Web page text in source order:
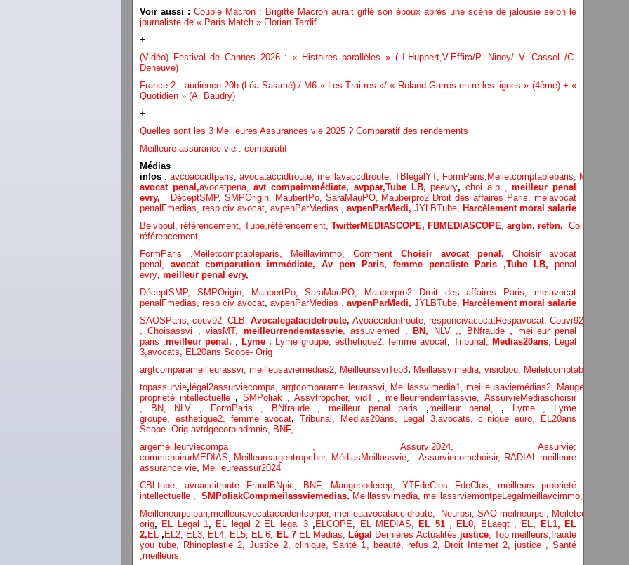
Voir aussi : Couple Macron : Brigitte Macron aurait giflé son époux après une scène de jalousie selon le
journaliste de « Paris Match » Florian Tardif
+
(Vidéo) Festival de Cannes 2026 : « Histoires parallèles » ( I.Huppert,V.Effira/P. Niney/ V. Cassel /C.
Deneuve)
France 2 : audience 20h (Léa Salamé) / M6 « Les Traitres »/ « Roland Garros entre les lignes » (4ème) + «
Quotidien » (A. Baudry)
+
Quelles sont les 3 Meilleures Assurances vie 2025 ? Comparatif des rendements
Meilleure assurance-vie : comparatif
Médias
infos : avcoaccidtparis avocataccidtroute, meillavaccdtroute, TBlegalYT, FormParis, Meiletcomptableparis
avocat penal,avocatpena,avt compaimmédiate, avppar,Tube LB,peevry,choi a.p ,meilleur penal
evry,
DéceptSMP, SMPOrigin, MaubertPo, SaraMauPO, Mauberpro2 Droit des affaires Paris,meiavocat
penalFmedias, resp civ avocat avpenParMedias , avpenParMedi, JYLBTube,
Harcèlement moral salarie
Belvboul, référencement, Tube,référencement, TwitterMEDIASCOPE, FBMEDIASCOPE argbn, refbn, ColiCIvi,
référencement,
FormParis ,
Meiletcomptableparis Meillavimmo, Comment Choisir avocat penal, Choisir avocat
penal, avocat comparution immédiate, Av pen Paris, femme penaliste Paris ,Tube LB, penal
evry, meilleur penal evry,
DéceptSMP, SMPOrigin, MaubertPo,SaraMauPO, Mauberpro2 Droit des affaires Paris,meiavocat
penalFmedias, resp civ avocat avpenParMedias , avpenParMedi, JYLBTube,
Harcèlement moral salarie
SAOSParis, couv92, CLB, Avocalegalacidetroute, Avoaccidentroute, responcivacocatRespavocat, Couvr92,
,Choisassvi ,viasMT, meilleurrendemtassvie,assuviemed , BN, NLV , BNfraude, meilleur penal
paris
meilleur penal, Lyme , Lyme groupe, esthetique2, femme avocat Tribunal, Medias20ans
Legal
3 avocats,
EL20ans Scope- Orig
argtcomparameilleurassvi, meilleusaviemédias2, MeilleurssviTop3, Meillassvimedia, visiobou Meiletcomptableparis
topassurvie, légal2assurviecompa, argtcomparameilleurassvi, Meillassvimedia1, meilleusaviemédias2, Maugepodecep,
proprieté intellectuelle , SMPoliak ,Assvtropcher,vidT ,meilleurrendemtassvie,AssurvieMediaschoisir
BN, NLV , FormParis , BNfraude , meilleur penal paris ,meilleur penal,, Lyme ,
Lyme
groupe, esthetique2, femme avocat,Tribunal, Medias20ans, Legal 3, avocats, cliniqueeuro,
EL20ans
Scope- Orig avtdgecorpindmnis,
BNF,
argemeilleurviecompa , Assurvi2024,Assurvie:
commchoirurMEDIAS
Meilleureargentropcher, Médias Meillassvie,Assurviecomchoisir, RADIAL meilleure
assurance vie
Meilleureassur2024
CBLtube, avoaccitroute FraudBNpic, BNF, Maugepodecep, YTFdeClos FdeClos,meilleurs proprieté
intellectuelle
SMPoliakCompmeilassviemedias, Meillassvimedia, meillassrviemontpe Legalmeillavcimmo,
Meilleneurpsipari, meilleuravocataccidentcorpor, meilleuavocataccidroute, Neurpsi, SAO meilneurpsi,
orig, EL Legal 1, EL legal 2 EL legal 3 , ELCOPE EL MEDIAS, EL 51, EL0, ELaegt , EL, EL1, EL
2, EL , EL2, EL3, EL4, EL5, EL 6, EL 7 EL Medias, Légal Dernières Actualités, justice, Top meilleurs ,fraude
you tube
Rhinoplastie 2 ,Justice 2 ,clinique ,Santé 1 , beauté, refus 2, Droit Internet 2, justice, Santé
meilleurs